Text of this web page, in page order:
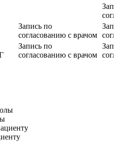
Запись по
согласованию с врачом
Запись по
согласованию с врачом